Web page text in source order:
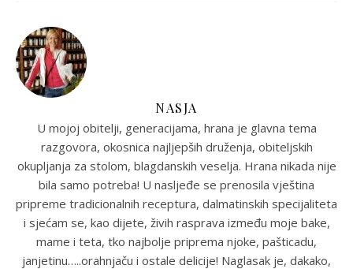
NASJA
U mojoj obitelji, generacijama, hrana je glavna tema
razgovora, okosnica najljepših druženja, obiteljskih
okupljanja za stolom, blagdanskih veselja. Hrana nikada nije
bila samo potreba! U nasljeđe se prenosila vještina
pripreme tradicionalnih receptura, dalmatinskih specijaliteta
i sjećam se, kao dijete, živih rasprava između moje bake,
mame i teta, tko najbolje priprema njoke, pašticadu,
janjetinu…..orahnjaču i ostale delicije! Naglasak je, dakako,